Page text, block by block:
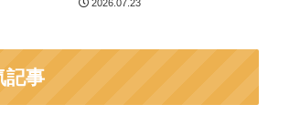
2026.07.23
記事